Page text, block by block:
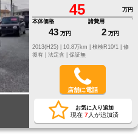
45
万円
本体価格
43 万円
諸費用
2 万円
修
復有 | 法定含 | 保証無
店舗に電話
お気に入り追加
現在 7人が追加済